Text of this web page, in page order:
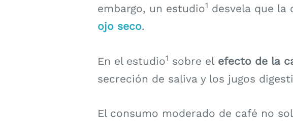
embargo, un estudio1 desvela que la
ojo seco.
En el estudio1 sobre el efecto de la
secreción de saliva y los jugos
El consumo moderado de café no